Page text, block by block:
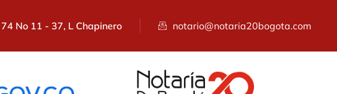
No 11 - 37, L Chapinero notario@notaria20bogota.com